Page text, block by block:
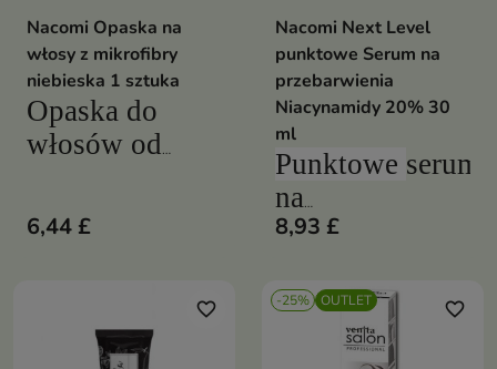
czas
Nacomi Opaska na
włosy z mikrofibry
niebieska 1 sztuka
Opaska do
włosów od
została z
wysokiej
mikrofibry. Jest
materiał
6,44 £
Nacomi Next Level
punktowe Serum na
przebarwienia
Niacynamidy 20% 30
ml
Punktowe serum
na
przebarwienia
Niacinamide
20% jest do
8,93 £
favorite_border -25% OUTLET favorite_border